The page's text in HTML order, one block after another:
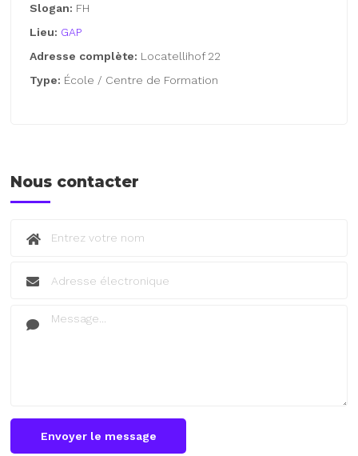
Slogan: FH
Lieu: GAP
Adresse complète: Locatellihof 22
Type: École / Centre de Formation
Nous contacter
Envoyer le message